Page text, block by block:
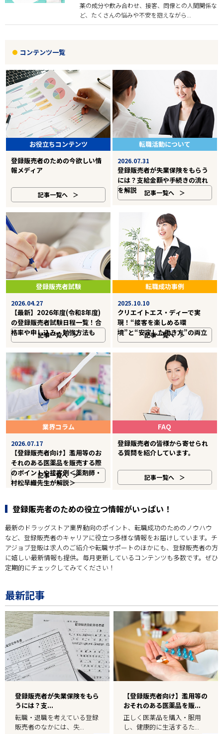
薬の成分や飲み合わせ、接客、同僚との人間関係な
ど、たくさんの悩みや不安を抱えながら...
コンテンツ一覧
お役立ちコンテンツ
登録販売者のための今欲しい情
報メディア
記事一覧へ
転職活動について
2026.07.31
登録販売者が失業保険をもらう
には？支給金額や手続きの流れ
を解説
記事一覧へ
登録販売者試験
2026.04.27
【最新】2026年度(令和8年度)
の登録販売者試験日程一覧！合
格率や申し込み・勉強方法も
記事一覧へ
転職成功事例
2025.10.10
クリエイトエス・ディーで実
現！“接客を楽しめる環
境”と“安定した働き方”の両立
記事一覧へ
業界コラム
2026.07.17
【登録販売者向け】濫用等のお
それのある医薬品を販売する際
のポイントや接客例＜薬剤師・
村松早織先生が解説＞
記事一覧へ
FAQ
登録販売者の皆様から寄せられ
る質問を紹介しています。
記事一覧へ
登録販売者のための役立つ情報がいっぱい！
最新のドラッグストア業界動向のポイント、転職成功のためのノウハウ
など、登録販売者のキャリアに役立つ多様な情報をお届けしています。チ
アジョブ登販は求人のご紹介や転職サポートのほかにも、登録販売者の方
に嬉しい最新情報も提供。毎月更新しているコンテンツも多数です。ぜひ
定期的にチェックしてみてください！
最新記事
登録販売者が失業保険をもら
うには？支...
転職・退職を考えている登録
販売者のなかには、失...
【登録販売者向け】濫用等の
おそれのある医薬品を販...
正しく医薬品を購入・服用
し、健康的に生活するた...